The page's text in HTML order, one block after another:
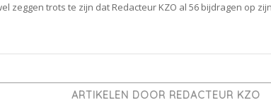
zeggen trots te zijn dat Redacteur KZO al 56 bijdragen op
ARTIKELEN DOOR REDACTEUR KZO